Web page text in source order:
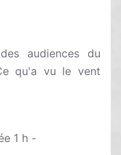
audiences du
qu'a vu le vent
1 h -